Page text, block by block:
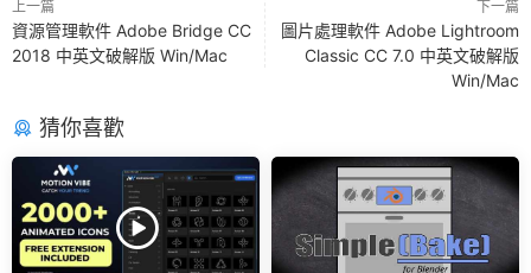
上一篇
資源管理軟件 Adobe Bridge CC
2018 中英文破解版 Win/Mac
下一篇
圖片處理軟件 Adobe Lightroom
Classic CC 7.0 中英文破解版
Win/Mac
猜你喜歡